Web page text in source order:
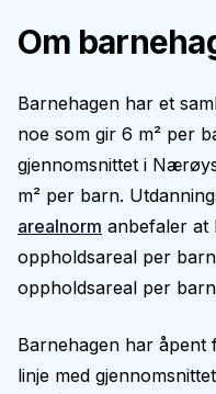
Om
Barnehagen har et
noe som gir 6 m² per
gjennomsnittet i
m² per barn.
arealnorm anbefaler at
oppholdsareal per
oppholdsareal per
Barnehagen har åpent
linje med